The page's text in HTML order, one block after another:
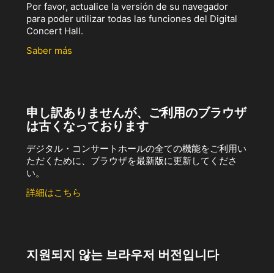
Por favor, actualice la versión de su navegador
para poder utilizar todas las funciones del Digital
Concert Hall.
Saber más
申し訳ありませんが、ご利用のブラウザ
は古くなっております
デジタル・コンサートホールの全ての機能をご利用い
ただくために、ブラウザを最新版に更新してくださ
い。
詳細はこちら
지원되지 않는 브라우저 버전입니다